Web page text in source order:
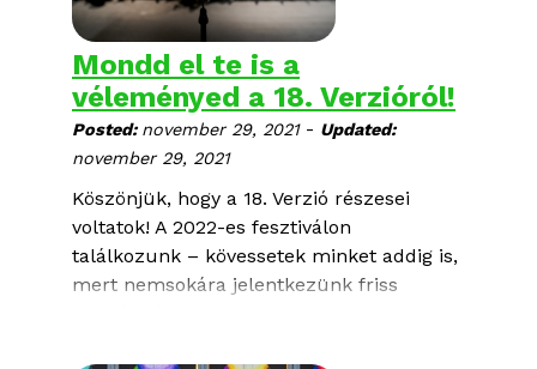
Mondd el te is a
véleményed a 18. Verzióról!
Posted:november 29, 2021 - Updated:
november 29, 2021
Köszönjük, hogy a 18. Verzió részesei
voltatok! A 2022-es fesztiválon
találkozunk – kövessetek minket addig is,
mert nemsokára jelentkezünk friss